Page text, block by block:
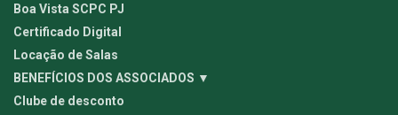
Boa Vista SCPC PJ
Certificado Digital
Locação de Salas
BENEFÍCIOS DOS ASSOCIADOS ▼
Clube de desconto